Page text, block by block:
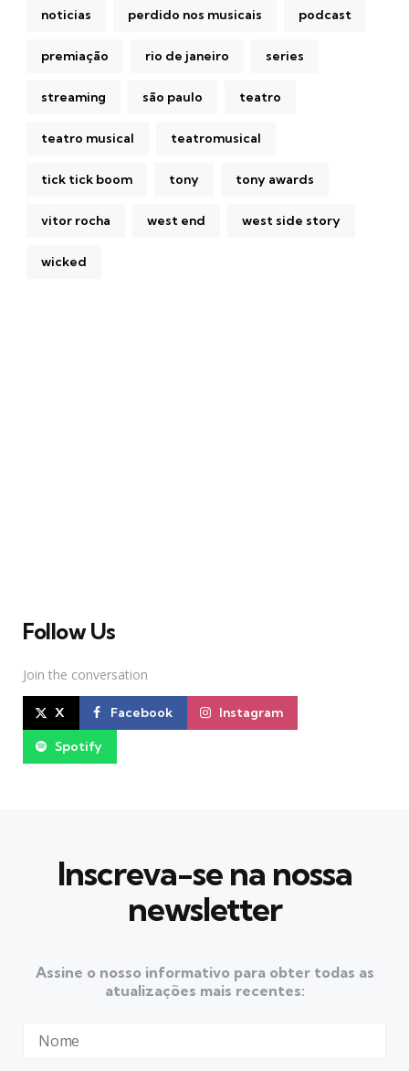
noticias perdido nos musicais podcast
premiação rio de janeiro series
streaming são paulo teatro
teatro musical teatromusical
tick tick boom tony tony awards
vitor rocha west end west side story
wicked
Follow Us
Join the conversation
X Facebook Instagram
Spotify
Inscreva-se na nossa
newsletter
Assine o nosso informativo para obter todas as
atualizações mais recentes: